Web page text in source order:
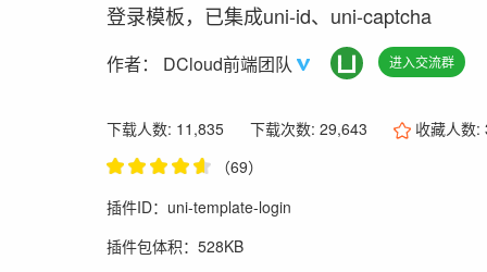
登录模板，已集成uni-id、uni-captcha
作者： DCloud前端团队 进入交流群
下载人数: 11,835 下载次数: 29,643 收藏人数:
（69）
插件ID：uni-template-login
插件包体积：528KB